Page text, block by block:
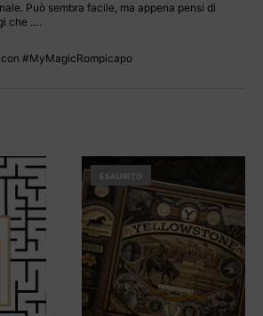
Può sembra facile, ma appena pensi di
che ….
#MyMagicRompicapo
ESAURITO